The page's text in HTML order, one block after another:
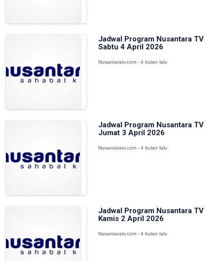
Jadwal Program Nusantara TV
Sabtu 4 April 2026
Nusantaratv.com - 4 bulan lalu
Jadwal Program Nusantara TV
Jumat 3 April 2026
Nusantaratv.com - 4 bulan lalu
Jadwal Program Nusantara TV
Kamis 2 April 2026
Nusantaratv.com - 4 bulan lalu